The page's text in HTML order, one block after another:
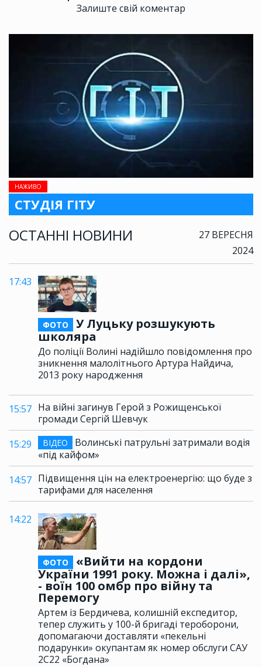
НАЖИВО
СТУДІЯ ГІТУ
ОСТАННІ НОВИНИ
27 ВЕРЕСНЯ
2024
17:43
ФОТО
У Луцьку розшукують
школяра
До поліції Волині надійшло повідомлення про
зникнення малолітнього Артура Найдича,
2013 року народження
15:57 На війні загинув Герой з Рожищенської
громади Сергій Шевчук
15:29
ВІДЕО
Волинські патрульні затримали водія
«під кайфом»
14:57 Підвищення цін на електроенергію: що буде з
тарифами для населення
14:22
ФОТО
«Вийти на кордони
України 1991 року. Можна і далі»,
- воїн 100 омбр про війну та
Перемогу
Артем із Бердичева, колишній експедитор,
тепер служить у 100-й бригаді тероборони,
допомагаючи доставляти «пекельні
подарунки» окупантам як номер обслуги САУ
2С22 «Богдана»
Залиште свій коментар